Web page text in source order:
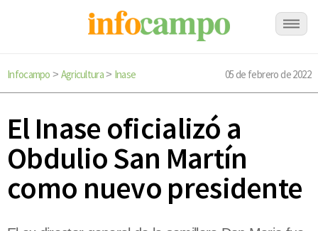
Infocampo > Agricultura> Inase 05 de febrero de 2022
El Inase oficializó a
Obdulio San Martín
como nuevo presidente